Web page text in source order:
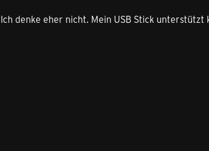
Ich denke eher nicht. Mein USB Stick